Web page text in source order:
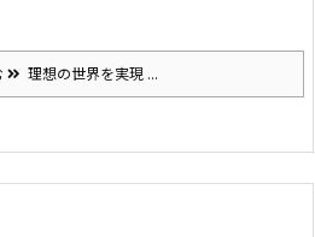
理想の世界を実現 ...